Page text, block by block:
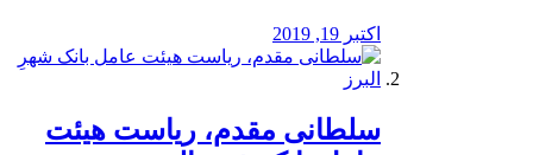
اکتبر 19, 2019
سلطانی مقدم، ریاست هیئت